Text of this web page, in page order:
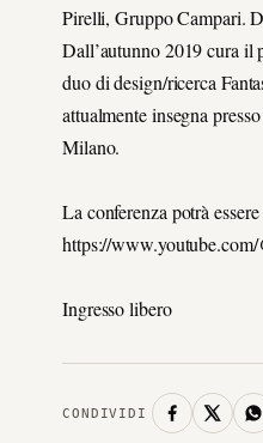
Pirelli, Gruppo Campari.
Dall’autunno 2019 cura il
duo di design/ricerca
attualmente insegna
Milano.
La conferenza potrà
https://
Ingresso libero
CONDIVIDI